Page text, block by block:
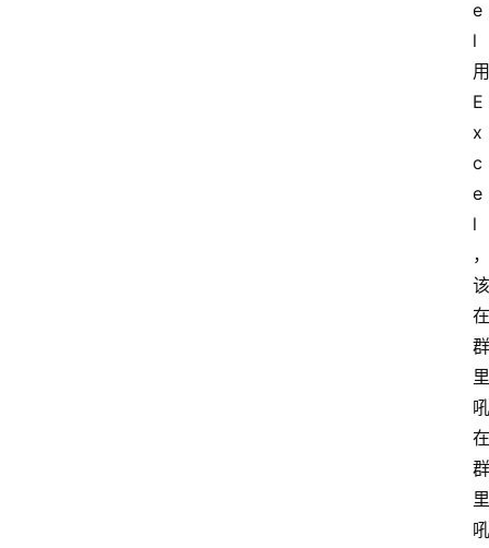
e
l
用
E
x
c
e
l
，
该
在
群
里
吼
在
群
里
吼